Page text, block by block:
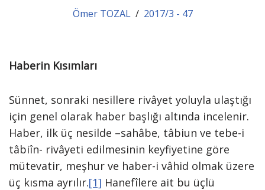
Ömer TOZAL 2017/3 - 47
Haberin Kısımları
Sünnet, sonraki nesillere rivâyet yoluyla ulaştığı
için genel olarak haber başlığı altında incelenir.
Haber, ilk üç nesilde –sahâbe, tâbiun ve tebe-i
tâbiîn- rivâyeti edilmesinin keyfiyetine göre
mütevatir, meşhur ve haber-i vâhid olmak üzere
üç kısma ayrılır.[1] Hanefîlere ait bu üçlü